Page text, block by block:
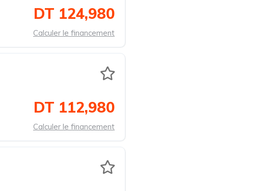
DT 124,980
Calculer le financement
DT 112,980
Calculer le financement